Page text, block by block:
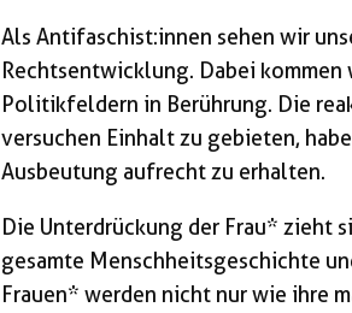
Als Antifaschist:innen sehen wir
Rechtsentwicklung. Dabei
Politikfeldern in Berührung. Die
versuchen Einhalt zu gebieten,
Ausbeutung aufrecht zu erhalten.
Die Unterdrückung der Frau* zieht
gesamte Menschheitsgeschichte
Frauen* werden nicht nur wie ihre